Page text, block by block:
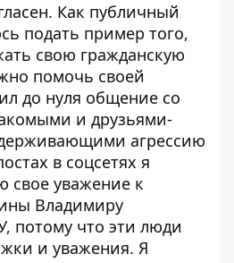
Как публичный
подать пример того,
свою гражданскую
помочь своей
до нуля общение со
и друзьями-
агрессию
в соцсетях я
свое уважение к
Владимиру
потому что эти люди
и уважения. Я